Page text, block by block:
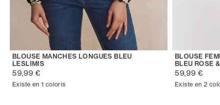
BLOUSE MANCHES LONGUES BLEU
LESLIMIS
59,99 €
Existe en 1 coloris
BLOUSE
BLEU ROSE
59,99 €
Existe en 2